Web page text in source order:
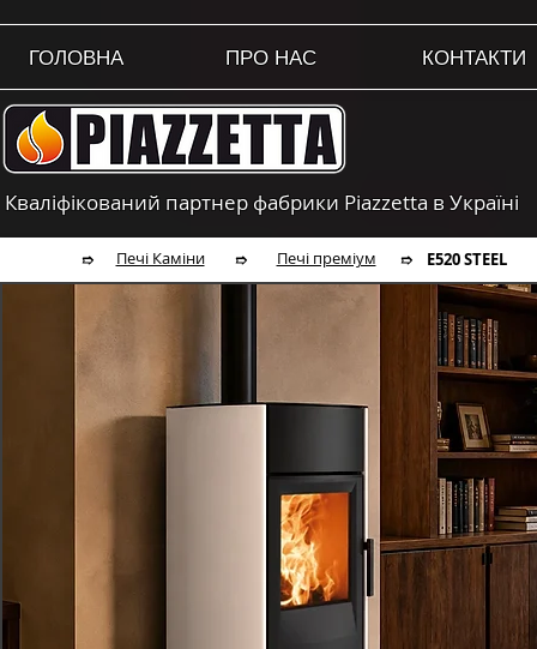
ГОЛОВНА ПРО НАС КОНТАКТИ
Кваліфікований партнер фабрики Piazzetta в Україні
Печі Каміни Печі преміум E520 STEEL
➱
➱ ➱